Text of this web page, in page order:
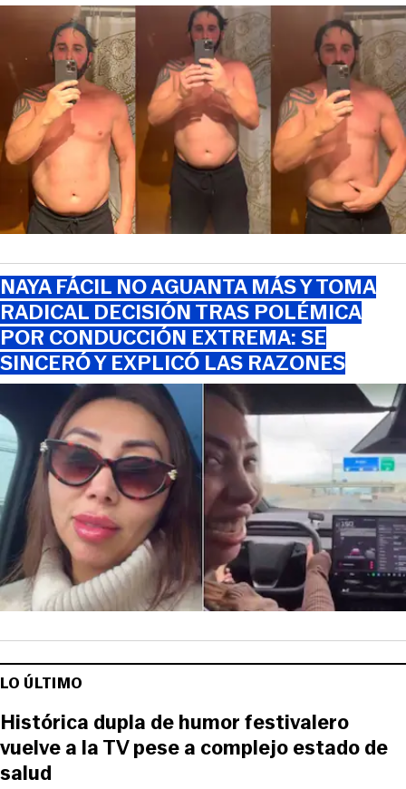
NAYA FÁCIL NO AGUANTA MÁS Y TOMA
RADICAL DECISIÓN TRAS POLÉMICA
POR CONDUCCIÓN EXTREMA: SE
SINCERÓ Y EXPLICÓ LAS RAZONES
LO ÚLTIMO
Histórica dupla de humor festivalero
vuelve a la TV pese a complejo estado de
salud